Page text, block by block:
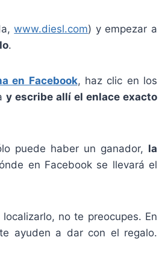
www.diesl.com) y empezar a
.
en Facebook, haz clic en los
y escribe allí el enlace exacto
puede haber un ganador, la
en Facebook se llevará el
no te preocupes. En
ayuden a dar con el regalo.